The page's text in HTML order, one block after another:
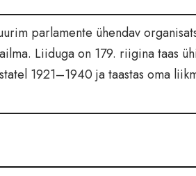
parlamente ühendav
Liiduga on 179. riigina taas
1921–1940 ja taastas oma